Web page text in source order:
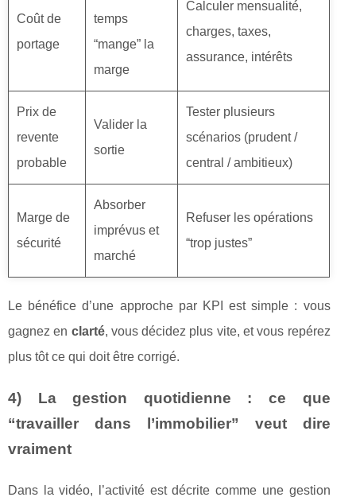
Coût de
portage
temps
“mange” la
marge
Calculer mensualité,
charges, taxes,
assurance, intérêts
Prix de
revente
probable
Valider la
sortie
Tester plusieurs
scénarios (prudent /
central / ambitieux)
Marge de
sécurité
Absorber
imprévus et
marché
Refuser les opérations
“trop justes”
Le bénéfice d’une approche par KPI est simple : vous
gagnez en clarté, vous décidez plus vite, et vous repérez
plus tôt ce qui doit être corrigé.
4) La gestion quotidienne : ce que
“travailler dans l’immobilier” veut dire
vraiment
Dans la vidéo, l’activité est décrite comme une gestion